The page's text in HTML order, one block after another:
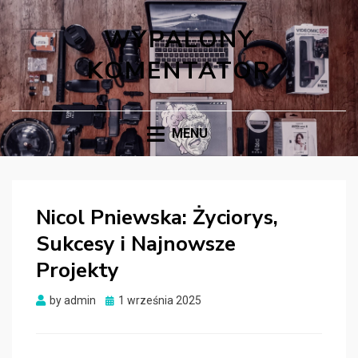
WYPALONY
KOMENTATOR
MENU
Nicol Pniewska: Życiorys,
Sukcesy i Najnowsze
Projekty
byadmin
Posted
1 września 2025